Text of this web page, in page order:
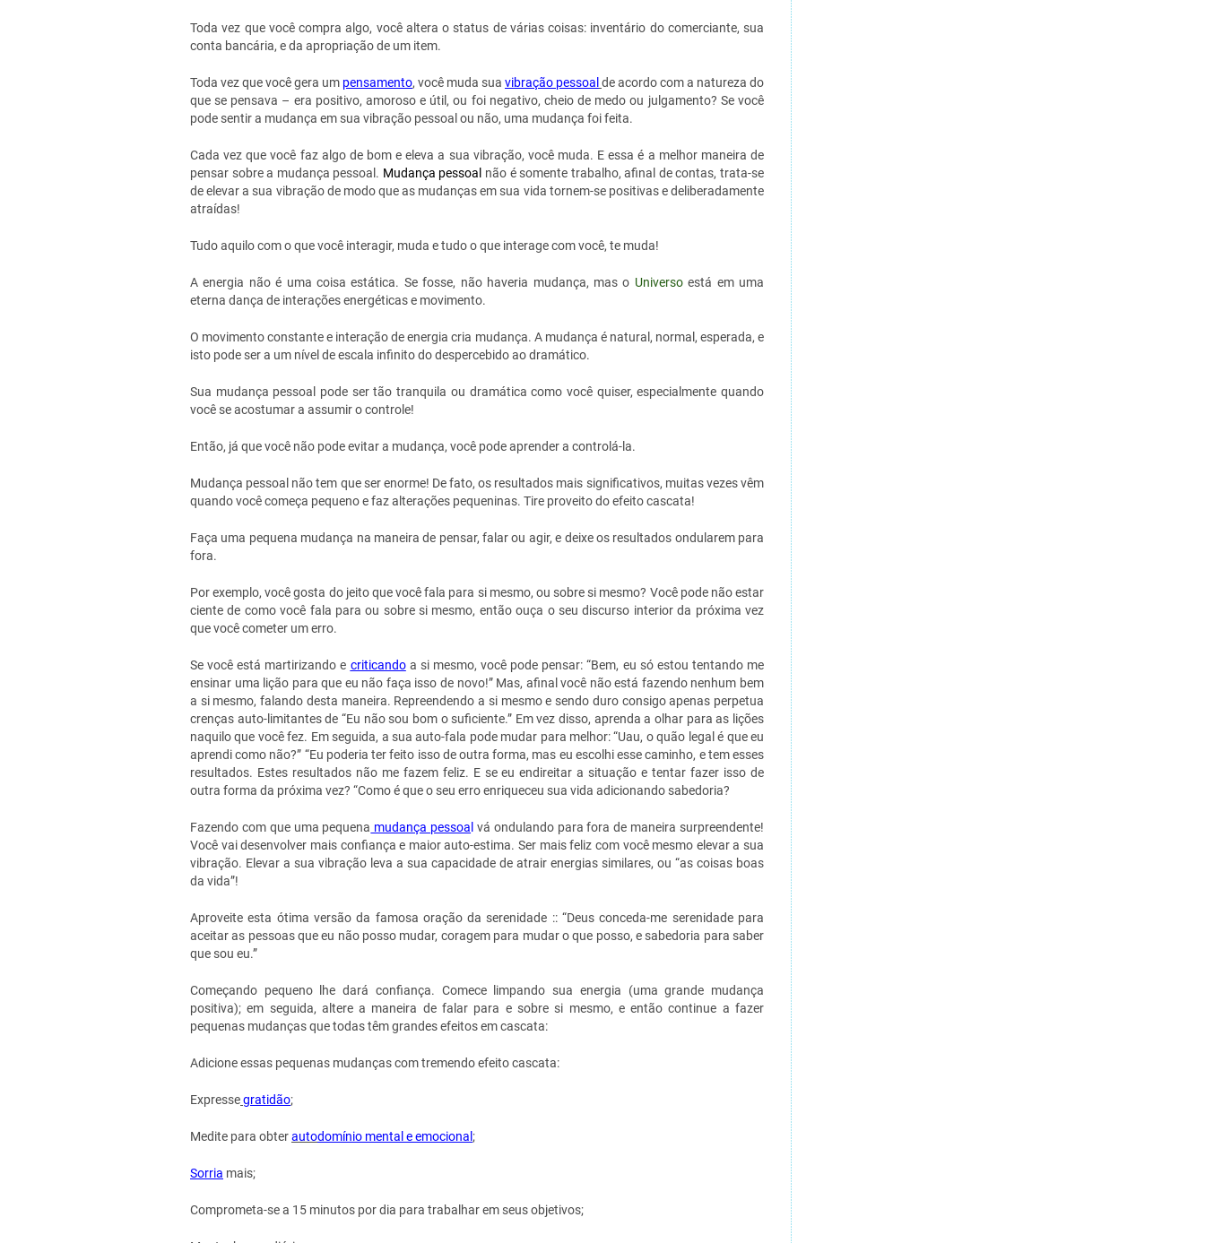
Toda vez que você compra algo, você altera o status de várias coisas: inventário do comerciante, sua
conta bancária, e da apropriação de um item.
Toda vez que você gera um pensamento, você muda sua vibração pessoal de acordo com a natureza do
que se pensava – era positivo, amoroso e útil, ou foi negativo, cheio de medo ou julgamento? Se você
pode sentir a mudança em sua vibração pessoal ou não, uma mudança foi feita.
Cada vez que você faz algo de bom e eleva a sua vibração, você muda. E essa é a melhor maneira de
pensar sobre a mudança pessoal. Mudança pessoal não é somente trabalho, afinal de contas, trata-se
de elevar a sua vibração de modo que as mudanças em sua vida tornem-se positivas e deliberadamente
atraídas!
Tudo aquilo com o que você interagir, muda e tudo o que interage com você, te muda!
A energia não é uma coisa estática. Se fosse, não haveria mudança, mas o Universoestá em uma
eterna dança de interações energéticas e movimento.
O movimento constante e interação de energia cria mudança. A mudança é natural, normal, esperada, e
isto pode ser a um nível de escala infinito do despercebido ao dramático.
Sua mudança pessoal pode ser tão tranquila ou dramática como você quiser, especialmente quando
você se acostumar a assumir o controle!
Então, já que você não pode evitar a mudança, você pode aprender a controlá-la.
Mudança pessoal não tem que ser enorme! De fato, os resultados mais significativos, muitas vezes vêm
quando você começa pequeno e faz alterações pequeninas. Tire proveito do efeito cascata!
Faça uma pequena mudança na maneira de pensar, falar ou agir, e deixe os resultados ondularem para
fora.
Por exemplo, você gosta do jeito que você fala para si mesmo, ou sobre si mesmo? Você pode não estar
ciente de como você fala para ou sobre si mesmo, então ouça o seu discurso interior da próxima vez
que você cometer um erro.
Se você está martirizando e criticandoa si mesmo, você pode pensar: “Bem, eu só estou tentando me
ensinar uma lição para que eu não faça isso de novo!” Mas, afinal você não está fazendo nenhum bem
a si mesmo, falando desta maneira. Repreendendo a si mesmo e sendo duro consigo apenas perpetua
crenças auto-limitantes de “Eu não sou bom o suficiente.” Em vez disso, aprenda a olhar para as lições
naquilo que você fez. Em seguida, a sua auto-fala pode mudar para melhor: “Uau, o quão legal é que eu
aprendi como não?” “Eu poderia ter feito isso de outra forma, mas eu escolhi esse caminho, e tem esses
resultados. Estes resultados não me fazem feliz. E se eu endireitar a situação e tentar fazer isso de
outra forma da próxima vez? “Como é que o seu erro enriqueceu sua vida adicionando sabedoria?
Fazendo com que uma pequena mudança pessoa vá ondulando para fora de maneira surpreendente!
Você vai desenvolver mais confiança e maior auto-estima. Ser mais feliz com você mesmo elevar a sua
vibração. Elevar a sua vibração leva a sua capacidade de atrair energias similares, ou “as coisas boas
da vida”!
Aproveite esta ótima versão da famosa oração da serenidade :: “Deus conceda-me serenidade para
aceitar as pessoas que eu não posso mudar, coragem para mudar o que posso, e sabedoria para saber
que sou eu.”
Começando pequeno lhe dará confiança. Comece limpando sua energia (uma grande mudança
positiva); em seguida, altere a maneira de falar para e sobre si mesmo, e então continue a fazer
pequenas mudanças que todas têm grandes efeitos em cascata:
Adicione essas pequenas mudanças com tremendo efeito cascata:
Expressegratidão;
Medite para obterautodomínio mental e emocional ;
Sorria mais;
Comprometa-se a 15 minutos por dia para trabalhar em seus objetivos;